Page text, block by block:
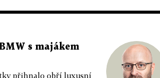
s majákem
přihnalo obří luxusní